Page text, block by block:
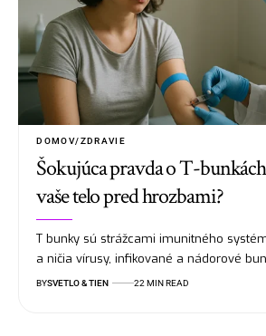
DOMOV/ZDRAVIE
Šokujúca pravda o T-
vaše telo pred hrozbami?
T bunky sú strážcami imunitného
a ničia vírusy, infikované a nádorové
BYSVETLO & TIEN 22 MIN READ